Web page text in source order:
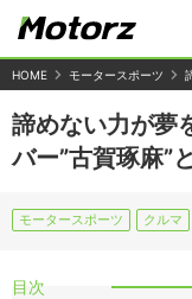
HOME モータースポーツ
諦めない力が夢
バー”古賀琢麻”
モータースポーツ クルマ
目次